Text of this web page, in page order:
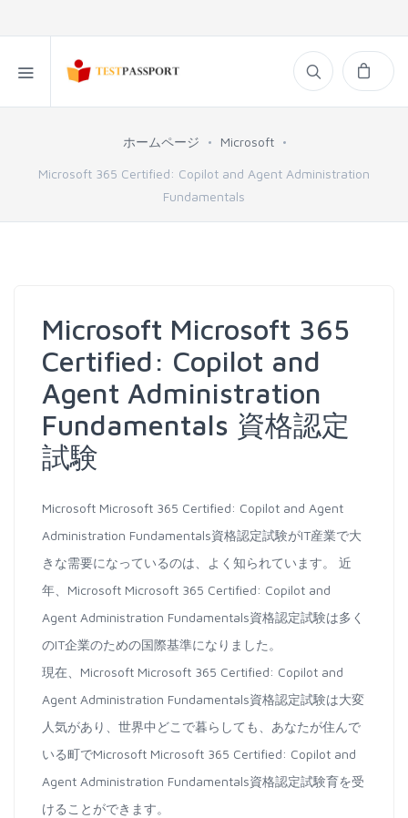
ホームページ Microsoft
Microsoft 365 Certified: Copilot and Agent Administration
Fundamentals
Microsoft Microsoft 365
Certified: Copilot and
Agent Administration
Fundamentals 資格認定
試験
Microsoft Microsoft 365 Certified: Copilot and Agent
Administration Fundamentals資格認定試験がIT産業で大
きな需要になっているのは、よく知られています。 近
年、Microsoft Microsoft 365 Certified: Copilot and
Agent Administration Fundamentals資格認定試験は多く
のIT企業のための国際基準になりました。
現在、Microsoft Microsoft 365 Certified: Copilot and
Agent Administration Fundamentals資格認定試験は大変
人気があり、世界中どこで暮らしても、あなたが住んで
いる町でMicrosoft Microsoft 365 Certified: Copilot and
Agent Administration Fundamentals資格認定試験育を受
けることができます。